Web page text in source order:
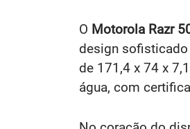
O Motorola Razr
design
de 171,4 x 74 x
água, com